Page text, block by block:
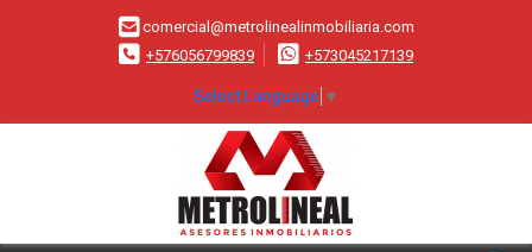
comercial@metrolinealinmobiliaria.com
+576056799839
+573045217139
Select Language ▼